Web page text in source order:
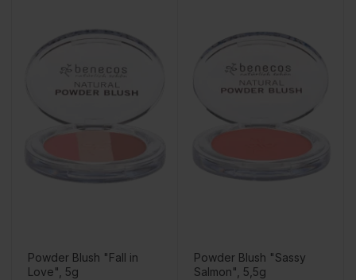
Powder Blush "Fall in
Love", 5g
Powder Blush "Sassy
Salmon", 5,5g